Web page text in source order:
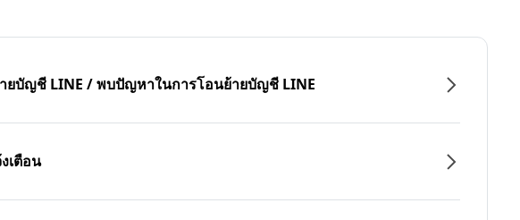
ยบัญชี LINE / พบปัญหาในการโอนย้ายบัญชี LINE
เตือน